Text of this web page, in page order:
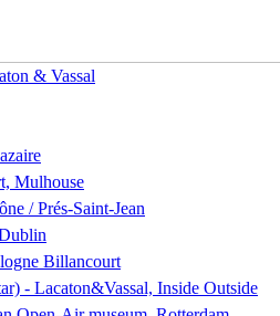
& Vassal
Mulhouse
/ Prés-Saint-Jean
Billancourt
- Lacaton&Vassal, Inside Outside